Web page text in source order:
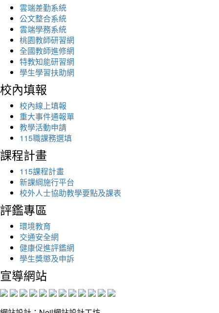
雲端差勤系統
公文整合系統
雲端學務系統
桃園教師研習網
全國教師進修網
特教知能研習網
學生學習扶助網
校內填報
校內線上填報
重大事件通報單
教學活動申請
115職課務選填
課程計畫
115課程計畫
新課綱施行平台
校外人士協助教學要點及課表
評鑑專區
環境教育
交通安全網
健康促進評鑑網
學生獎懲及申訴
宣導網站